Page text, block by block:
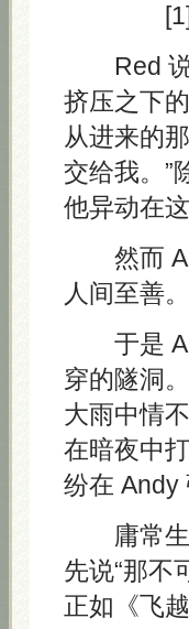
Red 说
挤压之下
从进来的
交给我。”
他异动在
然而
人间至善
于是
穿的隧洞
大雨中情
在暗夜中
纷在 Andy
庸常生
先说“那不
正如《飞